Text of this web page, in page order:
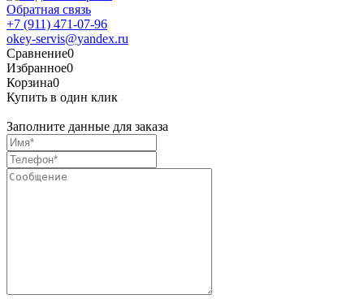
Обратная связь
+7 (911) 471-07-96
okey-servis@yandex.ru
Сравнение0
Избранное0
Корзина0
Купить в один клик
Заполните данные для заказа